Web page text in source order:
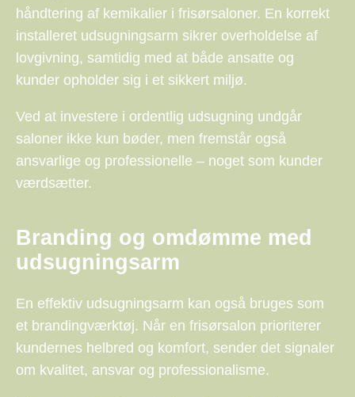
håndtering af kemikalier i frisørsaloner. En korrekt
installeret udsugningsarm sikrer overholdelse af
lovgivning, samtidig med at både ansatte og
kunder opholder sig i et sikkert miljø.
Ved at investere i ordentlig udsugning undgår
saloner ikke kun bøder, men fremstår også
ansvarlige og professionelle – noget som kunder
værdsætter.
Branding og omdømme med
udsugningsarm
En effektiv udsugningsarm kan også bruges som
et brandingværktøj. Når en frisørsalon prioriterer
kundernes helbred og komfort, sender det signaler
om kvalitet, ansvar og professionalisme.